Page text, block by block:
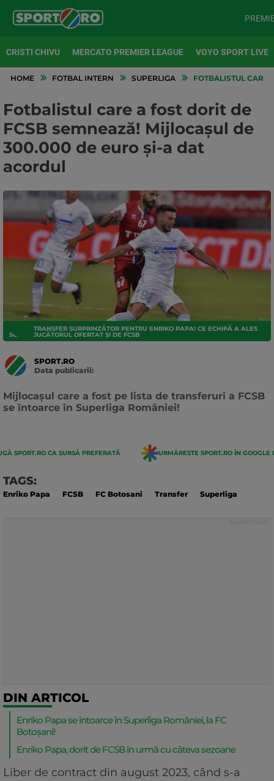
CRISTI CHIVU MERCATO PREMIER LEAGUE VOYO SPORT LIVE
HOME FOTBAL INTERN SUPERLIGA FOTBALISTUL CARE
Fotbalistul care a fost dorit de
FCSB semnează! Mijlocașul de
300.000 de euro și-a dat
acordul
SUPERLIGA
TRANSFER SURPRINZĂTOR PENTRU ENRIKO PAPA! CE ECHIPĂ A ALES
JUCĂTORUL OFERTAT ȘI DE FCSB
SPORT.RO
Data publicarii:
Mijlocașul care a fost pe lista de transferuri a FCSB
se întoarce în Superliga României!
SPORT.RO CA SURSĂ PREFERATĂ URMĂREȘTE SPORT.RO ÎN GOOGLE
TAGS:
Enriko Papa FCSB FC Botosani Transfer Superliga
DIN ARTICOL
Enriko Papa se întoarce în Superliga României, la FC
Botoșani!
Enriko Papa, dorit de FCSB în urmă cu câteva sezoane
Liber de contract din august 2023, când s-a